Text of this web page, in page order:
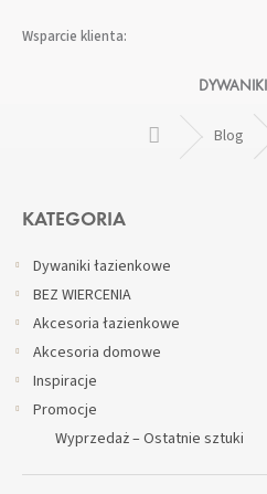
Home Blog
N
kategorie
KATEGORIA
Dywaniki łazienkowe
BEZ WIERCENIA
Akcesoria łazienkowe
Akcesoria domowe
Inspiracje
Promocje
Wyprzedaż – Ostatnie sztuki